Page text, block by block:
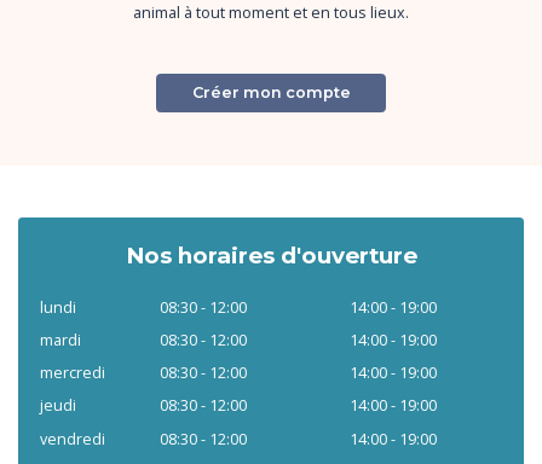
animal à tout moment et en tous lieux.
Créer mon compte
Nos horaires d'ouverture
lundi 08:30 - 12:00
14:00 - 19:00
mardi
08:30 - 12:00
14:00 - 19:00
mercredi
08:30 - 12:00
14:00 - 19:00
jeudi
08:30 - 12:00
14:00 - 19:00
vendredi
08:30 - 12:00
14:00 - 19:00